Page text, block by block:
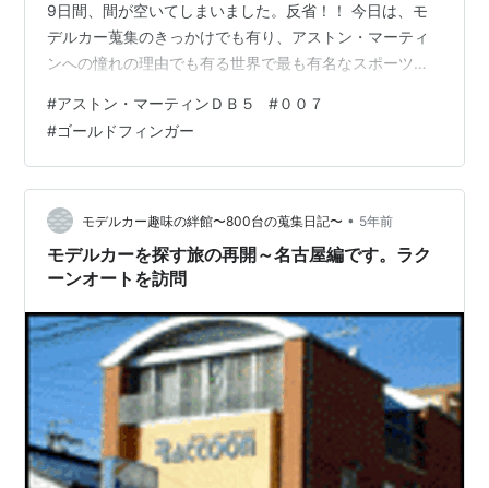
9日間、間が空いてしまいました。反省！！ 今日は、モ
デルカー蒐集のきっかけでも有り、アストン・マーティ
ンへの憧れの理由でも有る世界で最も有名なスポーツカ
書く事にします。 南青山のメイクアップでブルーのＤＢ
５を発見したのが、蒐集のきっかけとお話ししました
が、その後も００７仕様のＤＢ５を求めて全国のミニカ
ーショップを訪問しました。所が、その当時は、アスト
ン・マーティンのモデルカーは、少ない状況でした。 伊
藤達郎さん作 アスト…
#アストン・マーティンＤＢ５ #００７
#ゴールドフィンガー
モデルカー趣味の絆館〜800台の蒐集日記〜 • 5年前
モデルカーを探す旅の再開～名古屋編です。ラク
ーンオートを訪問